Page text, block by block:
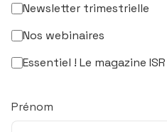
Newsletter trimestrielle
Nos webinaires
Essentiel ! Le magazine
Prénom